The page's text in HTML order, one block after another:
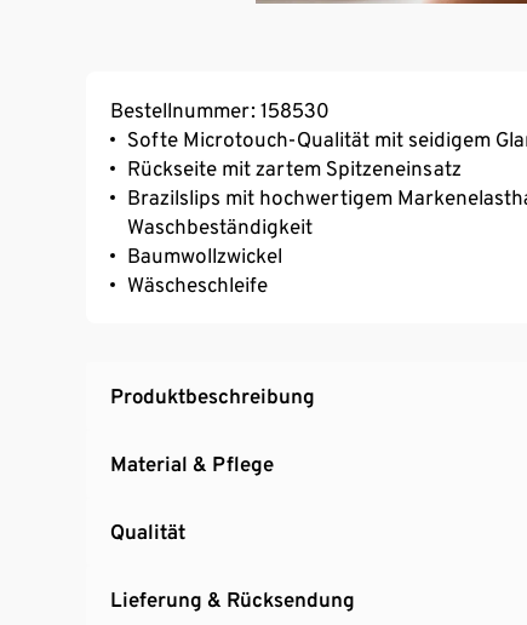
Bestellnummer: 158530
Softe Microtouch-Qualität mit seidigem
Rückseite mit zartem Spitzeneinsatz
Brazilslips mit hochwertigem
Waschbeständigkeit
Baumwollzwickel
Wäscheschleife
Produktbeschreibung
Material & Pflege
Qualität
Lieferung & Rücksendung